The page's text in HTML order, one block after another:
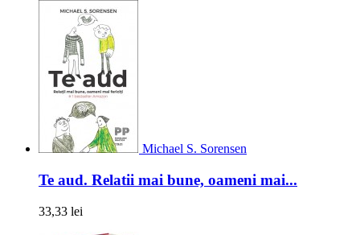
Michael S. Sorensen
Te aud. Relatii mai bune, oameni mai...
33,33 lei